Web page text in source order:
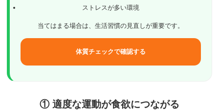
ストレスが多い環境
当てはまる場合は、生活習慣の見直しが重要です。
体質チェックで確認する
① 適度な運動が食欲につながる